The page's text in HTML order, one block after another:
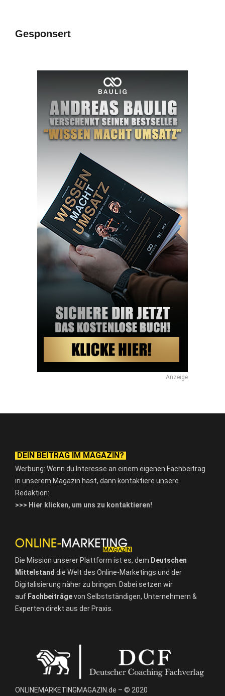
Gesponsert
Anzeige
DEIN BEITRAG IM MAGAZIN?
Werbung: Wenn du Interesse an einem eigenen Fachbeitrag
in unserem Magazin hast, dann kontaktiere unsere
Redaktion:
>>> Hier klicken, um uns zu kontaktieren!
Die Mission unserer Plattform ist es, dem Deutschen
Mittelstand die Welt des Online-Marketings und der
Digitalisierung näher zu bringen. Dabei setzen wir
auf Fachbeiträgevon Selbstständigen, Unternehmern &
Experten direkt aus der Praxis.
ONLINEMARKETINGMAGAZIN.de – © 2020